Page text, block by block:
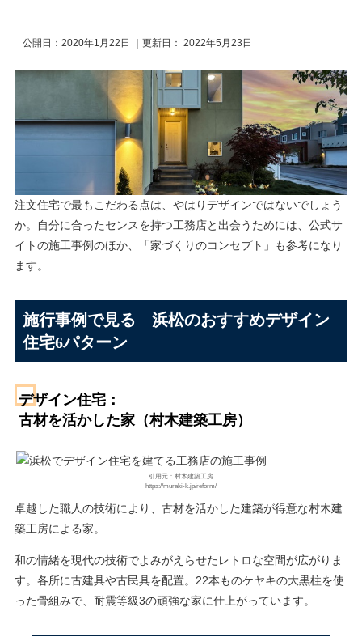
公開日： 2020年1月22日 ｜更新日： 2022年5月23日
注文住宅で最もこだわる点は、やはりデザインではないでしょう
か。自分に合ったセンスを持つ工務店と出会うためには、公式サ
イトの施工事例のほか、「家づくりのコンセプト」も参考になり
ます。
施行事例で見る 浜松のおすすめデザイン
住宅6パターン
デザイン住宅：
古材を活かした家（村木建築工房）
引用元：村木建築工房
https://muraki-k.jp/reform/
卓越した職人の技術により、古材を活かした建築が得意な村木建
築工房による家。
和の情緒を現代の技術でよみがえらせたレトロな空間が広がりま
す。各所に古建具や古民具を配置。22本ものケヤキの大黒柱を使
った骨組みで、耐震等級3の頑強な家に仕上がっています。